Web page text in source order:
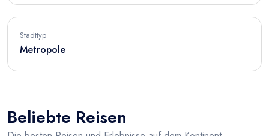
Stadttyp
Metropole
Beliebte Reisen